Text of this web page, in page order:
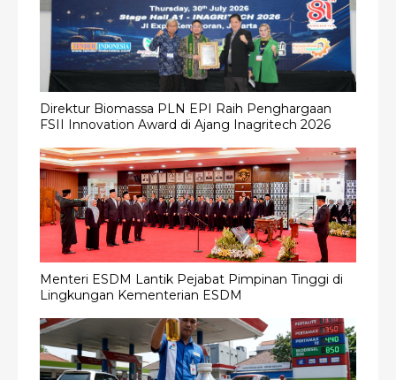
Direktur Biomassa PLN EPI Raih Penghargaan
FSII Innovation Award di Ajang Inagritech 2026
Menteri ESDM Lantik Pejabat Pimpinan Tinggi di
Lingkungan Kementerian ESDM